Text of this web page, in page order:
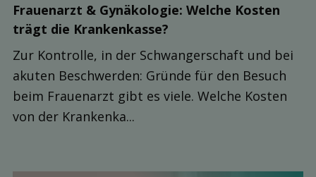
Frauenarzt & Gynäkologie: Welche Kosten
trägt die Kranken­kasse?
Zur Kontrolle, in der Schwangerschaft und bei
akuten Beschwerden: Gründe für den Besuch
beim Frauenarzt gibt es viele. Welche Kosten
von der Krankenka...